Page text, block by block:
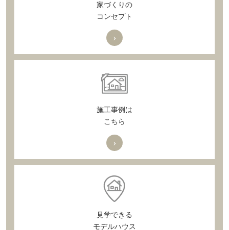
家づくりの
コンセプト
›
施工事例は
こちら
›
見学できる
モデルハウス